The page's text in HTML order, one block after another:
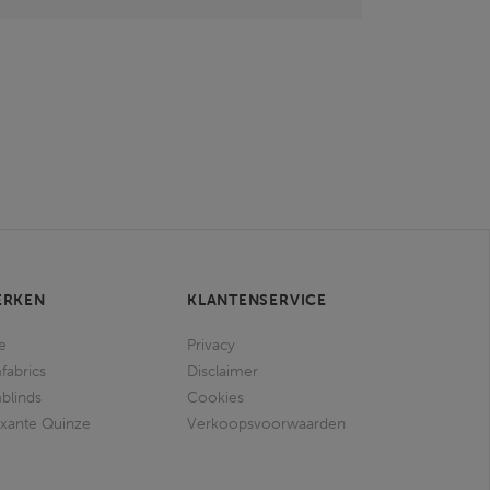
Quinze
KLANTENSERVICE
Privacy
Disclaimer
Cookies
Verkoopsvoorwaarden